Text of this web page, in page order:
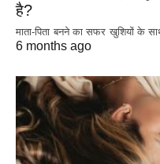
है?
माता-पिता बनने का सफर खुशियों के
6 months ago